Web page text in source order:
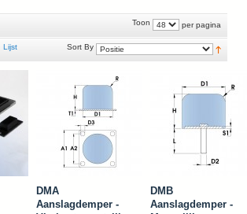
Toon per pagina
Lijst Sort By
DMA
Aanslagdemper -
DMB
Aanslagdemper -